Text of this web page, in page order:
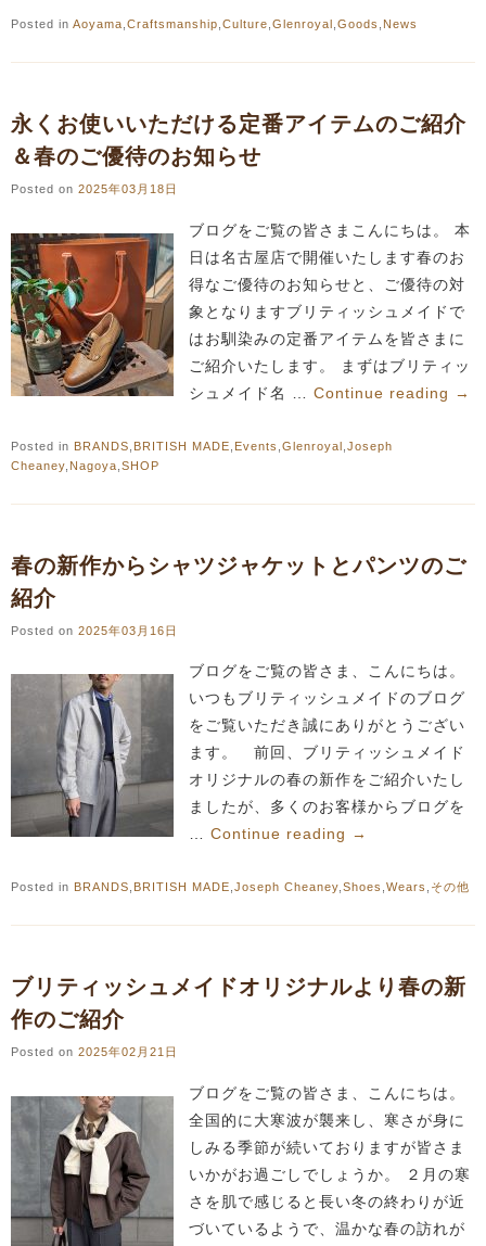
Posted in Aoyama Craftsmanship Culture Glenroyal Goods News
永くお使いいただける定番アイテムのご紹介
＆春のご優待のお知らせ
Posted on 2025年03月18日
ブログをご覧の皆さまこんにちは。 本
日は名古屋店で開催いたします春のお
得なご優待のお知らせと、ご優待の対
象となりますブリティッシュメイドで
はお馴染みの定番アイテムを皆さまに
ご紹介いたします。 まずはブリティッ
シュメイド名 … Continue reading →
Posted in BRANDS BRITISH MADE Events Glenroyal Joseph
Cheaney Nagoya SHOP
春の新作からシャツジャケットとパンツのご
紹介
Posted on 2025年03月16日
ブログをご覧の皆さま、こんにちは。
いつもブリティッシュメイドのブログ
をご覧いただき誠にありがとうござい
ます。 前回、ブリティッシュメイド
オリジナルの春の新作をご紹介いたし
ましたが、多くのお客様からブログを
… Continue reading →
Posted in BRANDS BRITISH MADE Joseph Cheaney Shoes Wears その他
ブリティッシュメイドオリジナルより春の新
作のご紹介
Posted on 2025年02月21日
ブログをご覧の皆さま、こんにちは。
全国的に大寒波が襲来し、寒さが身に
しみる季節が続いておりますが皆さま
いかがお過ごしでしょうか。 ２月の寒
さを肌で感じると長い冬の終わりが近
づいているようで、温かな春の訪れが